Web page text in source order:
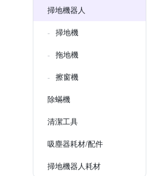
掃地機器人
掃地機
拖地機
擦窗機
除蟎機
清潔工具
吸塵器耗材/配件
掃地機器人耗材